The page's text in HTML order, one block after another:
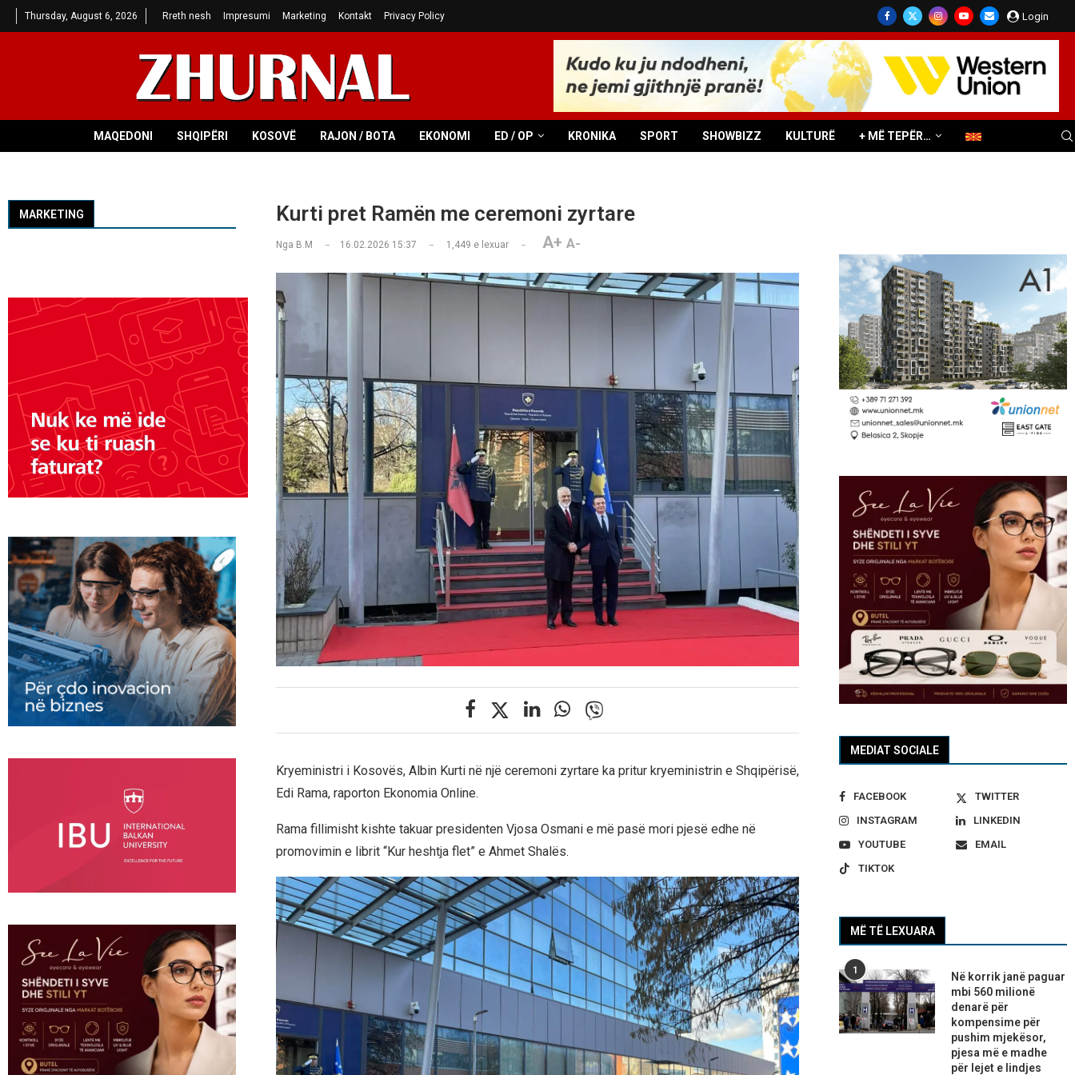
Thursday, August 6, 2026 Rreth nesh Impresumi Marketing Kontakt Privacy Policy Login
MAQEDONI SHQIPËRI KOSOVË RAJON / BOTA EKONOMI ED / OP KRONIKA SPORT SHOWBIZZ KULTURË + MË TEPËR…
Kurti pret Ramën me ceremoni zyrtare
Nga B.M 16.02.2026 15:37 1,449 e lexuar A+ A-
Kryeministri i Kosovës, Albin Kurti në një ceremoni zyrtare ka pritur kryeministrin e Shqipërisë,
Edi Rama, raporton Ekonomia Online.
Rama fillimisht kishte takuar presidenten Vjosa Osmani e më pasë mori pjesë edhe në
promovimin e librit “Kur heshtja flet” e Ahmet Shalës.
MEDIAT SOCIALE
FACEBOOK
TWITTER
INSTAGRAM
LINKEDIN
YOUTUBE
EMAIL
TIKTOK
MË TË LEXUARA
1
Në korrik janë paguar
mbi 560 milionë
denarë për
kompensime për
pushim mjekësor,
pjesa më e madhe
për lejet e lindjes
MARKETING